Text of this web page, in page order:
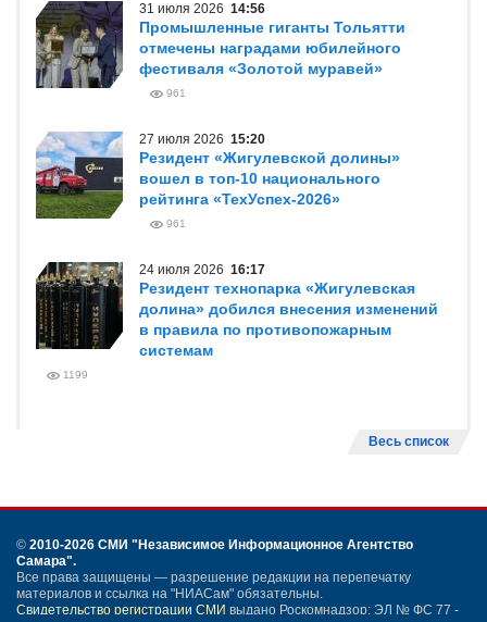
31 июля 2026 14:56
Промышленные гиганты Тольятти
отмечены наградами юбилейного
фестиваля «Золотой муравей»
961
27 июля 2026 15:20
Резидент «Жигулевской долины»
вошел в топ-10 национального
рейтинга «ТехУспех-2026»
961
24 июля 2026 16:17
Резидент технопарка «Жигулевская
долина» добился внесения изменений
в правила по противопожарным
системам
1199
Весь список
© 2010-2026 СМИ "Независимое Информационное Агентство
Самара".
Все права защищены — разрешение редакции на перепечатку
материалов и ссылка на "НИАСам" обязательны.
Свидетельство регистрации СМИ выдано Роскомнадзор: ЭЛ № ФС 77 -